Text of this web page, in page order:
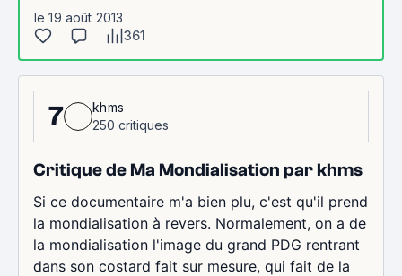
le 19 août 2013
361
7
khms
250 critiques
Critique de Ma Mondialisation par khms
Si ce documentaire m'a bien plu, c'est qu'il prend
la mondialisation à revers. Normalement, on a de
la mondialisation l'image du grand PDG rentrant
dans son costard fait sur mesure, qui fait de la